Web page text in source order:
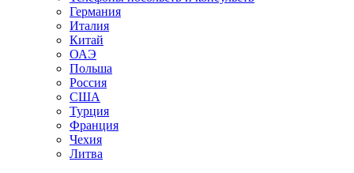
Германия
Италия
Китай
ОАЭ
Польша
Россия
США
Турция
Франция
Чехия
Литва